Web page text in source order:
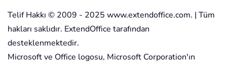
Telif Hakkı © 2009 - 2025 www.extendoffice.com. | Tüm
hakları saklıdır. ExtendOffice tarafından
desteklenmektedir.
Microsoft ve Office logosu, Microsoft Corporation'ın